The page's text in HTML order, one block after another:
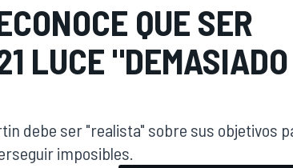
QUE SER
LUCE "DEMASIADO
debe ser "realista" sobre sus objetivos
imposibles.